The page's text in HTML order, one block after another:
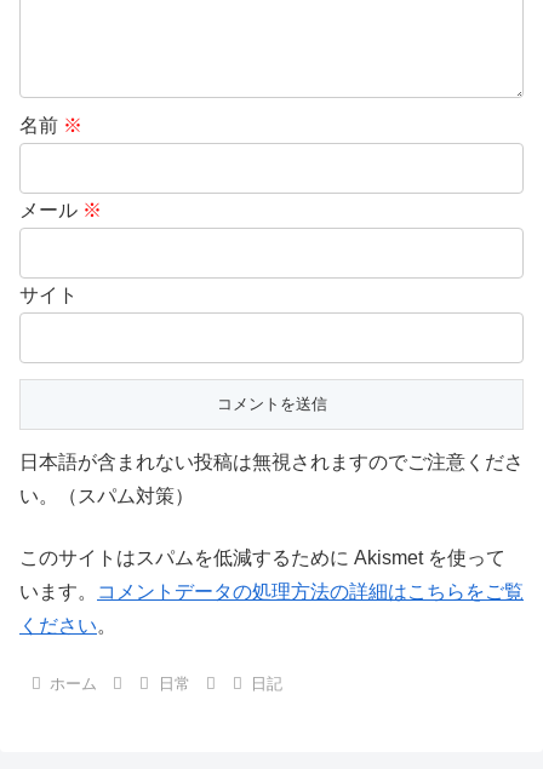
名前 ※
メール ※
サイト
日本語が含まれない投稿は無視されますのでご注意くださ
い。（スパム対策）
このサイトはスパムを低減するために Akismet を使って
います。
コメントデータの処理方法の詳細はこちらをご覧
ください。
ホーム 日常 日記